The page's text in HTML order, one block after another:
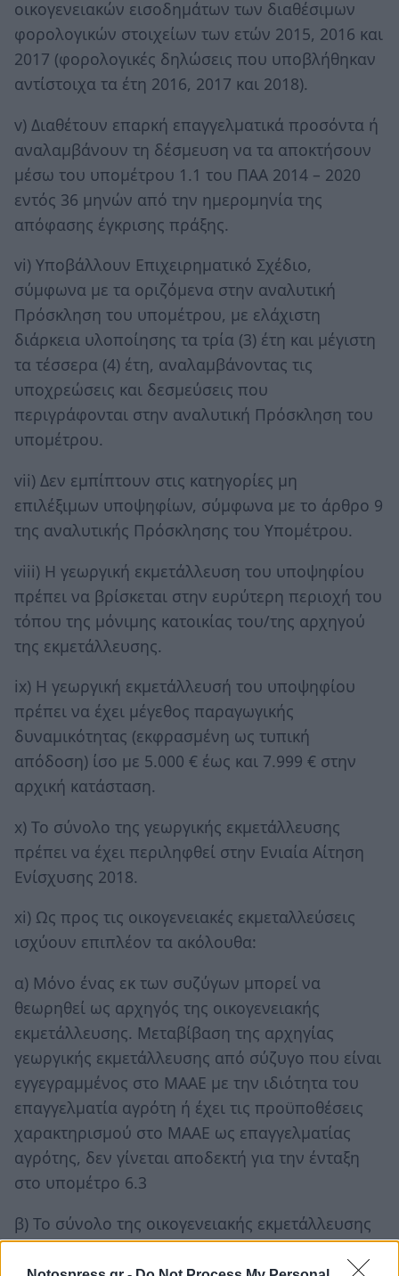
οικογενειακών εισοδημάτων των διαθέσιμων
φορολογικών στοιχείων των ετών 2015, 2016 και
2017 (φορολογικές δηλώσεις που υποβλήθηκαν
αντίστοιχα τα έτη 2016, 2017 και 2018).
v) Διαθέτουν επαρκή επαγγελματικά προσόντα ή
αναλαμβάνουν τη δέσμευση να τα αποκτήσουν
μέσω του υπομέτρου 1.1 του ΠΑΑ 2014 – 2020
εντός 36 μηνών από την ημερομηνία της
απόφασης έγκρισης πράξης.
vi) Υποβάλλουν Επιχειρηματικό Σχέδιο,
σύμφωνα με τα οριζόμενα στην αναλυτική
Πρόσκληση του υπομέτρου, με ελάχιστη
διάρκεια υλοποίησης τα τρία (3) έτη και μέγιστη
τα τέσσερα (4) έτη, αναλαμβάνοντας τις
υποχρεώσεις και δεσμεύσεις που
περιγράφονται στην αναλυτική Πρόσκληση του
υπομέτρου.
vii) Δεν εμπίπτουν στις κατηγορίες μη
επιλέξιμων υποψηφίων, σύμφωνα με το άρθρο 9
της αναλυτικής Πρόσκλησης του Υπομέτρου.
viii) Η γεωργική εκμετάλλευση του υποψηφίου
πρέπει να βρίσκεται στην ευρύτερη περιοχή του
τόπου της μόνιμης κατοικίας του/της αρχηγού
της εκμετάλλευσης.
ix) Η γεωργική εκμετάλλευσή του υποψηφίου
πρέπει να έχει μέγεθος παραγωγικής
δυναμικότητας (εκφρασμένη ως τυπική
απόδοση) ίσο με 5.000 € έως και 7.999 € στην
αρχική κατάσταση.
x) Το σύνολο της γεωργικής εκμετάλλευσης
πρέπει να έχει περιληφθεί στην Ενιαία Αίτηση
Ενίσχυσης 2018.
xi) Ως προς τις οικογενειακές εκμεταλλεύσεις
ισχύουν επιπλέον τα ακόλουθα:
α) Μόνο ένας εκ των συζύγων μπορεί να
θεωρηθεί ως αρχηγός της οικογενειακής
εκμετάλλευσης. Μεταβίβαση της αρχηγίας
γεωργικής εκμετάλλευσης από σύζυγο που είναι
εγγεγραμμένος στο ΜΑΑΕ με την ιδιότητα του
επαγγελματία αγρότη ή έχει τις προϋποθέσεις
χαρακτηρισμού στο ΜΑΑΕ ως επαγγελματίας
αγρότης, δεν γίνεται αποδεκτή για την ένταξη
στο υπομέτρο 6.3
β) Το σύνολο της οικογενειακής εκμετάλλευσης
πρέπει να έχει περιληφθεί στην Ενιαία Αίτηση